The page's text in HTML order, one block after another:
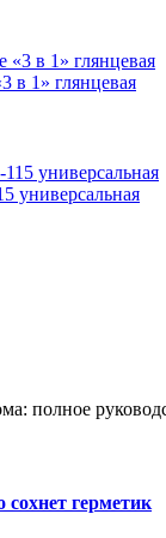
в 1» глянцевая
сохнет герметик